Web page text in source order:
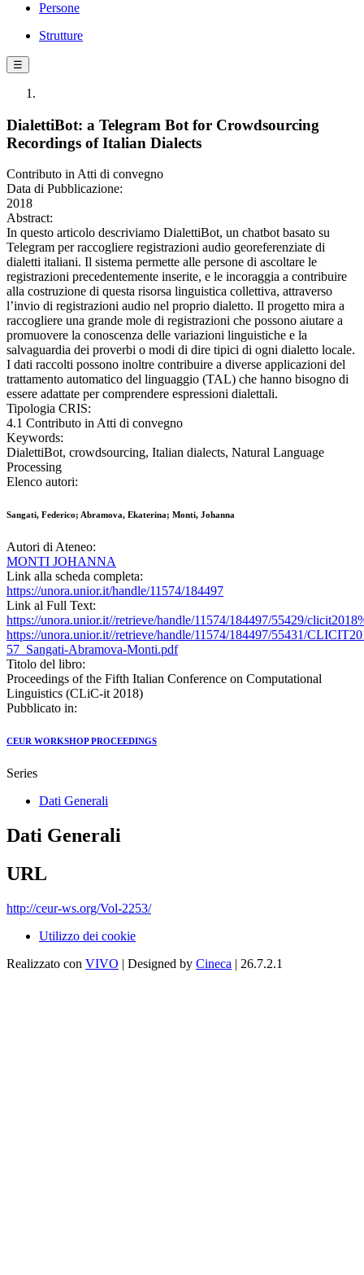
Persone
Strutture
☰
DialettiBot: a Telegram Bot for Crowdsourcing
Recordings of Italian Dialects
Contributo in Atti di convegno
Data di Pubblicazione:
2018
Abstract:
In questo articolo descriviamo DialettiBot, un chatbot basato su
Telegram per raccogliere registrazioni audio georeferenziate di
dialetti italiani. Il sistema permette alle persone di ascoltare le
registrazioni precedentemente inserite, e le incoraggia a contribuire
alla costruzione di questa risorsa linguistica collettiva, attraverso
l’invio di registrazioni audio nel proprio dialetto. Il progetto mira a
raccogliere una grande mole di registrazioni che possono aiutare a
promuovere la conoscenza delle variazioni linguistiche e la
salvaguardia dei proverbi o modi di dire tipici di ogni dialetto locale.
I dati raccolti possono inoltre contribuire a diverse applicazioni del
trattamento automatico del linguaggio (TAL) che hanno bisogno di
essere adattate per comprendere espressioni dialettali.
Tipologia CRIS:
4.1 Contributo in Atti di convegno
Keywords:
DialettiBot, crowdsourcing, Italian dialects, Natural Language
Processing
Elenco autori:
Sangati, Federico; Abramova, Ekaterina; Monti, Johanna
Autori di Ateneo:
MONTI JOHANNA
Link alla scheda completa:
https://unora.unior.it/handle/11574/184497
Link al Full Text:
https://unora.unior.it//retrieve/handle/11574/184497/55429/
https://unora.unior.it//retrieve/handle/11574/184497/55431/
57_Sangati-Abramova-Monti.pdf
Titolo del libro:
Proceedings of the Fifth Italian Conference on Computational
Linguistics (CLiC-it 2018)
Pubblicato in:
CEUR WORKSHOP PROCEEDINGS
Series
Dati Generali
Dati Generali
URL
http://ceur-ws.org/Vol-2253/
Utilizzo dei cookie
Realizzato con VIVO | Designed by Cineca | 26.7.2.1